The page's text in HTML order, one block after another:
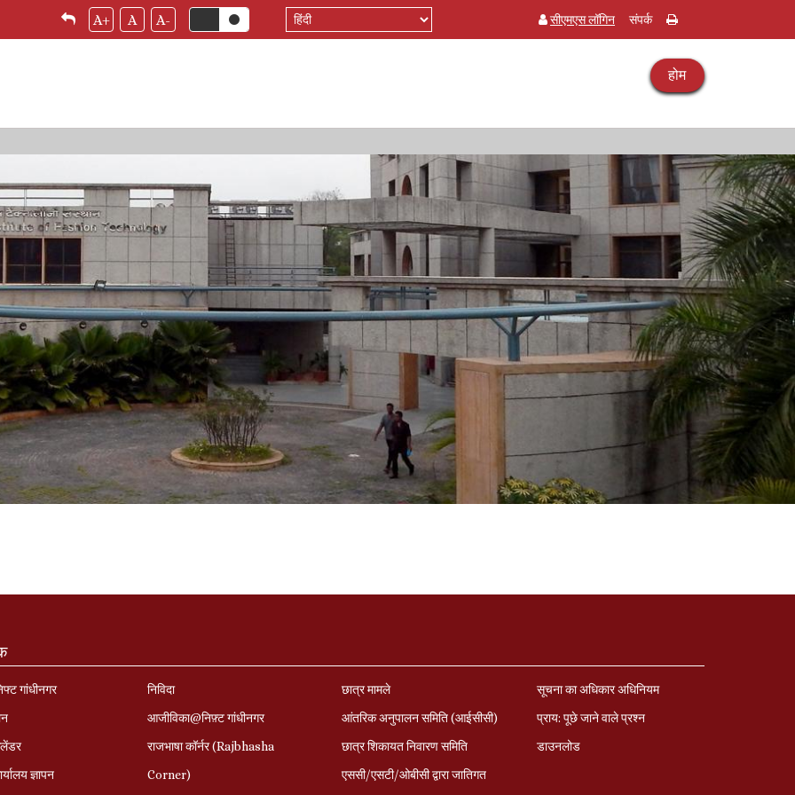
A+ A A-
Select
your
सीएमएस लॉगिन संपर्क
होम
गांधीनगर
ज्ञापन
निविदा
आजीविका@निफ़्ट गांधीनगर
राजभाषा कॉर्नर (Rajbhasha
Corner)
छात्र मामले
आंतरिक अनुपालन समिति (आईसीसी)
छात्र शिकायत निवारण समिति
एससी/एसटी/ओबीसी द्वारा जातिगत
सूचना का अधिकार अधिनियम
प्राय: पूछे जाने वाले प्रश्‍न
डाउनलोड